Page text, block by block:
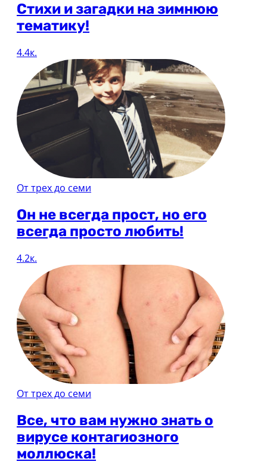
Стихи и загадки на зимнюю
тематику!
4.4к.
От трех до семи
Он не всегда прост, но его
всегда просто любить!
4.2к.
От трех до семи
Все, что вам нужно знать о
вирусе контагиозного
моллюска!